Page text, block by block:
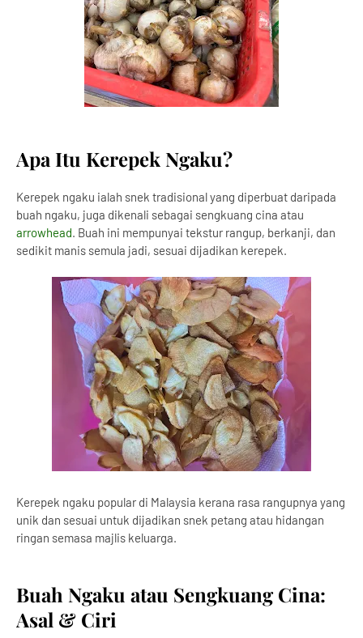
Apa Itu Kerepek Ngaku?
Kerepek ngaku ialah snek tradisional yang diperbuat daripada
buah ngaku, juga dikenali sebagai sengkuang cina atau
arrowhead. Buah ini mempunyai tekstur rangup, berkanji, dan
sedikit manis semula jadi, sesuai dijadikan kerepek.
Kerepek ngaku popular di Malaysia kerana rasa rangupnya yang
unik dan sesuai untuk dijadikan snek petang atau hidangan
ringan semasa majlis keluarga.
Buah Ngaku atau Sengkuang Cina:
Asal & Ciri